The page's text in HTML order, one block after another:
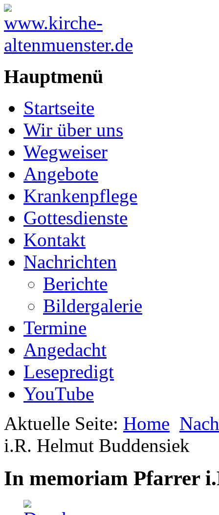
Hauptmenü
Startseite
Wir über uns
Wegweiser
Angebote
Krankenpflege
Gottesdienste
Kontakt
Nachrichten
Berichte
Bildergalerie
Termine
Angedacht
Lesepredigt
YouTube
Aktuelle Seite: Home
i.R. Helmut Buddensiek
In memoriam Pfarrer